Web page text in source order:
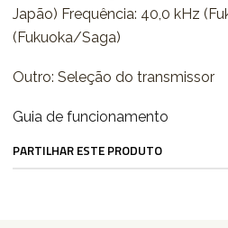
Japão) Frequência: 40,0 kHz
(Fukuoka/Saga)
Outro: Seleção do transmissor
Guia de funcionamento
PARTILHAR ESTE PRODUTO